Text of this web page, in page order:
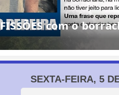
com o
SEXTA-FEIRA, 5